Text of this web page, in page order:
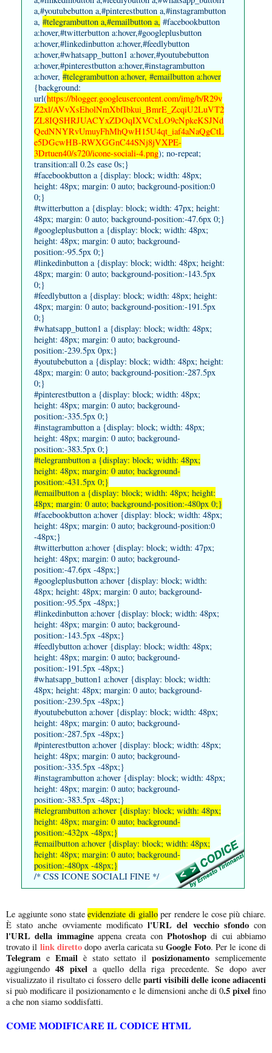
a,#youtubebutton a,#pinterestbutton a,#instagrambutton
a, #telegrambutton a,#emailbutton a, #facebookbutton
a:hover,#twitterbutton a:hover,#googleplusbutton
a:hover,#linkedinbutton a:hover,#feedlybutton
a:hover,#whatsapp_button1 a:hover,#youtubebutton
a:hover,#pinterestbutton a:hover,#instagrambutton
a:hover, #telegrambutton a:hover, #emailbutton a:hover
{background:
url(https://blogger.googleusercontent.com/img/b/R29v
Z2xl/AVvXsEholNmXbfIbkui_BmrE_ZcqiU2LuVT2
ZL8IQSHRJUACYxZDOqIXVCxLO9cNpkeKSJNd
QedNNYRvUmuyFhMhQwH15U4qt_iaf4aNaQgCtL
e5DGcwHB-RWXGGnC44SNj8jVXPE-
3Drtuen40/s720/icone-sociali-4.png); no-repeat;
transition:all 0.2s ease 0s;}
#facebookbutton a {display: block; width: 48px;
height: 48px; margin: 0 auto; background-position:0
0;}
#twitterbutton a {display: block; width: 47px; height:
48px; margin: 0 auto; background-position:-47.6px 0;}
#googleplusbutton a {display: block; width: 48px;
height: 48px; margin: 0 auto; background-
position:-95.5px 0;}
#linkedinbutton a {display: block; width: 48px; height:
48px; margin: 0 auto; background-position:-143.5px
0;}
#feedlybutton a {display: block; width: 48px; height:
48px; margin: 0 auto; background-position:-191.5px
0;}
#whatsapp_button1 a {display: block; width: 48px;
height: 48px; margin: 0 auto; background-
position:-239.5px 0px;}
#youtubebutton a {display: block; width: 48px; height:
48px; margin: 0 auto; background-position:-287.5px
0;}
#pinterestbutton a {display: block; width: 48px;
height: 48px; margin: 0 auto; background-
position:-335.5px 0;}
#instagrambutton a {display: block; width: 48px;
height: 48px; margin: 0 auto; background-
position:-383.5px 0;}
#telegrambutton a {display: block; width: 48px;
height: 48px; margin: 0 auto; background-
position:-431.5px 0;}
#emailbutton a {display: block; width: 48px; height:
48px; margin: 0 auto; background-position:-480px 0;}
#facebookbutton a:hover {display: block; width: 48px;
height: 48px; margin: 0 auto; background-position:0
-48px;}
#twitterbutton a:hover {display: block; width: 47px;
height: 48px; margin: 0 auto; background-
position:-47.6px -48px;}
#googleplusbutton a:hover {display: block; width:
48px; height: 48px; margin: 0 auto; background-
position:-95.5px -48px;}
#linkedinbutton a:hover {display: block; width: 48px;
height: 48px; margin: 0 auto; background-
position:-143.5px -48px;}
#feedlybutton a:hover {display: block; width: 48px;
height: 48px; margin: 0 auto; background-
position:-191.5px -48px;}
#whatsapp_button1 a:hover {display: block; width:
48px; height: 48px; margin: 0 auto; background-
position:-239.5px -48px;}
#youtubebutton a:hover {display: block; width: 48px;
height: 48px; margin: 0 auto; background-
position:-287.5px -48px;}
#pinterestbutton a:hover {display: block; width: 48px;
height: 48px; margin: 0 auto; background-
position:-335.5px -48px;}
#instagrambutton a:hover {display: block; width: 48px;
height: 48px; margin: 0 auto; background-
position:-383.5px -48px;}
#telegrambutton a:hover {display: block; width: 48px;
height: 48px; margin: 0 auto; background-
position:-432px -48px;}
#emailbutton a:hover {display: block; width: 48px;
height: 48px; margin: 0 auto; background-
position:-480px -48px;}
/* CSS ICONE SOCIALI FINE */
Le aggiunte sono stateevidenziate di gialloper rendere le cose più chiare.
È stato anche ovviamente modificatol'URL del vecchio sfondocon
l'URL della immagineappena creata conPhotoshop di cui abbiamo
trovato il link direttodopo averla caricata suGoogle Foto. Per le icone di
Telegram e Email è stato settato il posizionamento semplicemente
aggiungendo48 pixel a quello della riga precedente. Se dopo aver
visualizzato il risultato ci fossero delle parti visibili delle icone adiacenti
si può modificare il posizionamento e le dimensioni anche di 0.5 pixel fino
a che non siamo soddisfatti.
COME MODIFICARE IL CODICE HTML